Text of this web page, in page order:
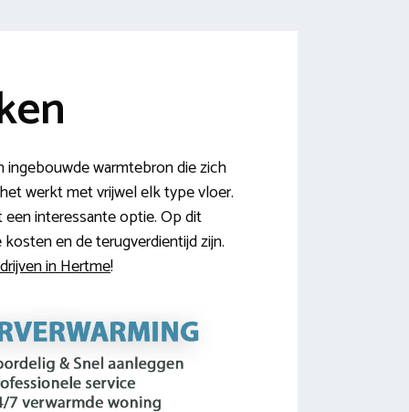
ingebouwde warmtebron die zich
werkt met vrijwel elk type vloer.
interessante optie. Op dit
en de terugverdientijd zijn.
in Hertme!